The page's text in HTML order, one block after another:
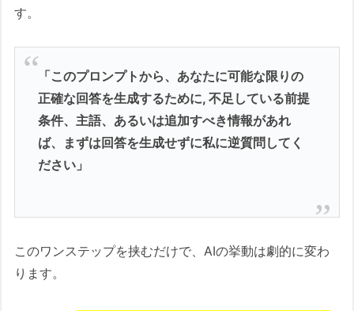
す。
「このプロンプトから、あなたに可能な限りの
正確な回答を生成するために, 不足している前提
条件、主語、あるいは追加すべき情報があれ
ば、まずは回答を生成せずに私に逆質問してく
ださい」
このワンステップを挟むだけで、AIの挙動は劇的に変わ
ります。